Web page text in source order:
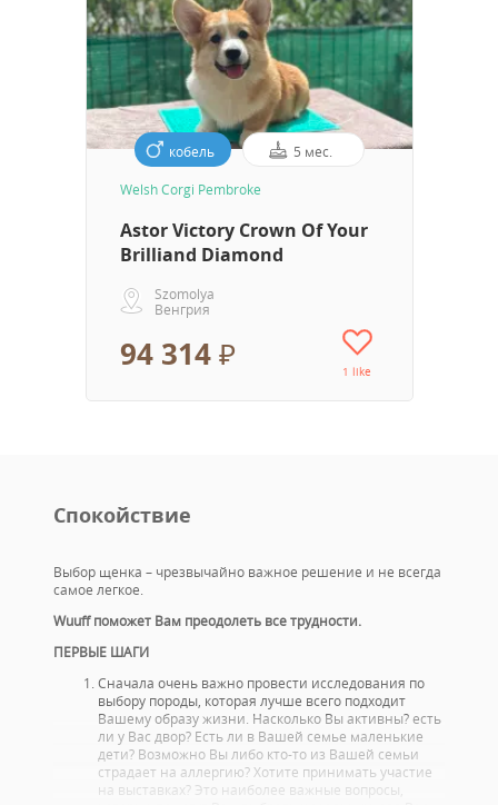
кобель 5 мес.
Welsh Corgi Pembroke
Astor Victory Crown Of Your
Brilliand Diamond
Szomolya
Венгрия
94 314 ₽ 1 like
Спокойствие
Выбор щенка – чрезвычайно важное решение и не всегда
самое легкое.
Wuuff поможет Вам преодолеть все трудности.
ПЕРВЫЕ ШАГИ
Сначала очень важно провести исследования по
выбору породы, которая лучше всего подходит
Вашему образу жизни. Насколько Вы активны? есть
ли у Вас двор? Есть ли в Вашей семье маленькие
дети? Возможно Вы либо кто-то из Вашей семьи
страдает на аллергию? Хотите принимать участие
на выставках? Это наиболее важные вопросы,